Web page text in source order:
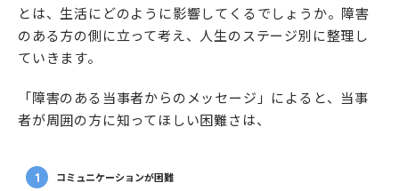
とは、生活にどのように影響してくるでしょうか。障害
のある方の側に立って考え、人生のステージ別に整理し
ていきます。
「障害のある当事者からのメッセージ」によると、当事
者が周囲の方に知ってほしい困難さは、
コミュニケーションが困難